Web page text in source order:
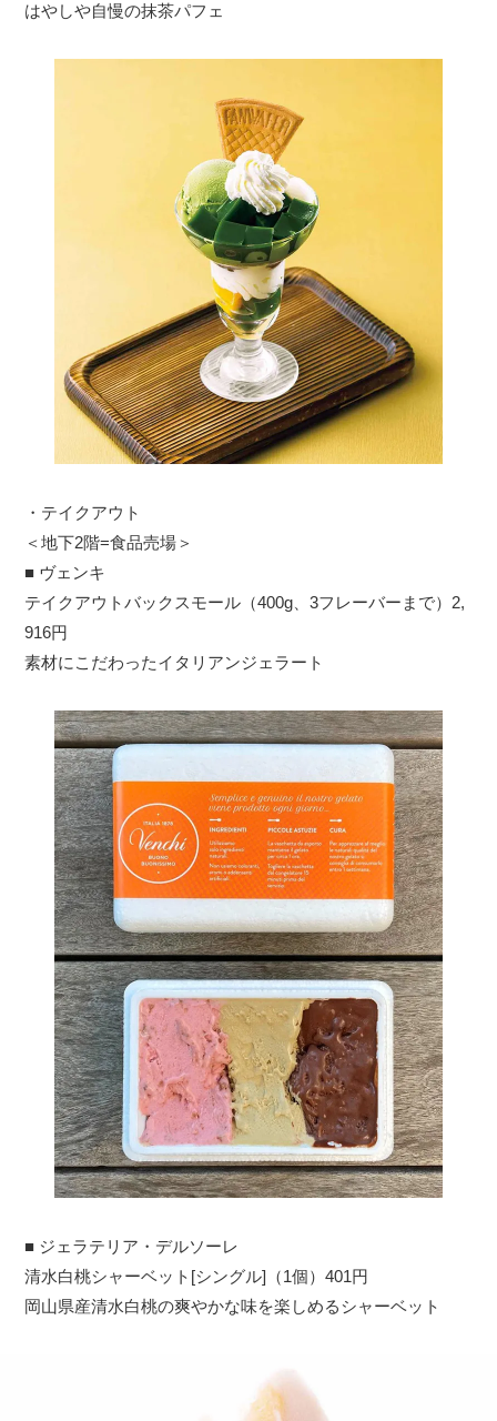
はやしや自慢の抹茶パフェ
・テイクアウト
＜地下2階=食品売場＞
■ ヴェンキ
テイクアウトバックスモール（400g、3フレーバーまで）2,
916円
素材にこだわったイタリアンジェラート
■ ジェラテリア・デルソーレ
清水白桃シャーベット[シングル]（1個）401円
岡山県産清水白桃の爽やかな味を楽しめるシャーベット